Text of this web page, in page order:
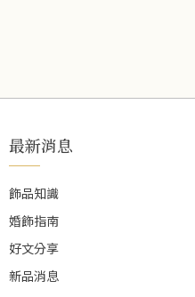
最新消息
飾品知識
婚飾指南
好文分享
新品消息